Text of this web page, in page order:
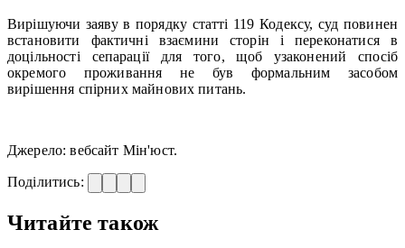
Вирішуючи заяву в порядку статті 119 Кодексу, суд повинен
встановити фактичні взаємини сторін і переконатися в
доцільності сепарації для того, щоб узаконений спосіб
окремого проживання не був формальним засобом
вирішення спірних майнових питань.
Джерело: вебсайт Мін'юст.
Поділитись:
Читайте також